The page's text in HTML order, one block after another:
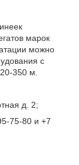
марок
можно
с
350 м.
д. 2;
75-80 и +7